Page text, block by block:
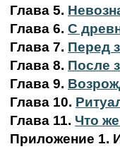
Глава 5.
Глава 6. С
Глава 7. Перед
Глава 8. После
Глава 9.
Глава 10.
Глава 11. Что
Приложение 1.